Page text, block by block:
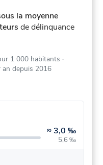
la moyenne
de délinquance
1 000 habitants ·
an depuis 2016
≈ 3,0 ‰
5,6 ‰